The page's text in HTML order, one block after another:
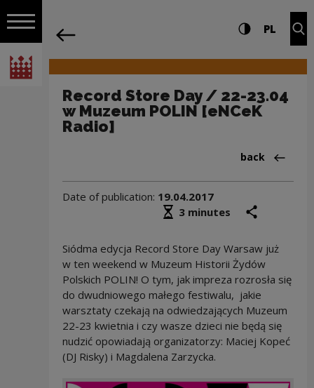
Open navigation
National Centre for Culture Poland
Navigation Settings and search
High contrast
PL
Record Store Day / 22-23.04
w Muzeum POLIN [eNCeK
Radio]
Back
back
Date of publication: 19.04.2017
Średni czas czytania
3 minutes
Siódma edycja Record Store Day Warsaw już
w ten weekend w Muzeum Historii Żydów
Polskich POLIN! O tym, jak impreza rozrosła się
do dwudniowego małego festiwalu, jakie
warsztaty czekają na odwiedzających Muzeum
22-23 kwietnia i czy wasze dzieci nie będą się
nudzić opowiadają organizatorzy: Maciej Kopeć
(DJ Risky) i Magdalena Zarzycka.